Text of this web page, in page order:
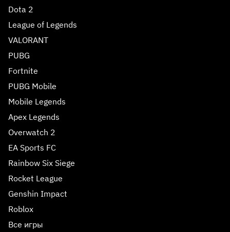
Dota 2
League of Legends
VALORANT
PUBG
Fortnite
PUBG Mobile
Mobile Legends
Apex Legends
Overwatch 2
EA Sports FC
Rainbow Six Siege
Rocket League
Genshin Impact
Roblox
Все игры